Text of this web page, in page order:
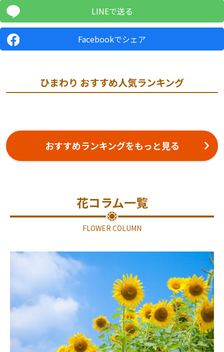
LINEで送る
Facebookでシェア
ひまわり おすすめ人気ランキング
おすすめランキングをもっと見る
花コラム一覧
FLOWER COLUMN